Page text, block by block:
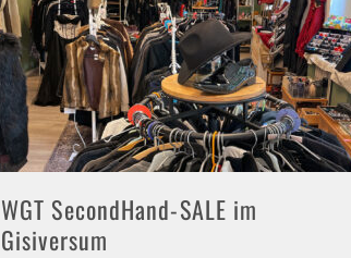
WGT SecondHand-SALE im
Gisiversum